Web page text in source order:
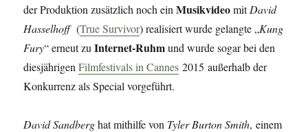
der Produktion zusätzlich noch einMusikvideomitDavid
Hasselhoff(True Survivor) realisiert wurde gelangte „Kung
Fury“ erneut zuInternet-Ruhmund wurde sogar bei den
diesjährigenFilmfestivals in Cannes 2015 außerhalb der
Konkurrenz als Special vorgeführt.
David Sandberghat mithilfe von Tyler Burton Smith, einem